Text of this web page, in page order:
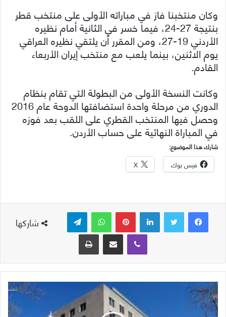
وكان منتخبنا فاز في مباراته الأولى على منتخب قطر
بنتيجة 27-24، فيما خسر في الثانية أمام نظيره
الأردني 19-27، ومن المقرر أن يلتقي نظيره العراقي
يوم الاثنين، بينما يلعب مع منتخب إيران الأربعاء
القادم.
وكانت النسخة الأولى من البطولة التي تقام بنظام
الدوري من مرحلة واحدة استضافتها الدوحة عام 2016
وحصل فيها المنتخب القطري على اللقب بعد فوزه
في المباراة النهائية على حساب الأردن.
شارك هذا الموضوع:
فيس بوك X
شاركها
لينكدإن بينتيريست واتساب
ڤايبر
مشاركة عبر البريد طباعة